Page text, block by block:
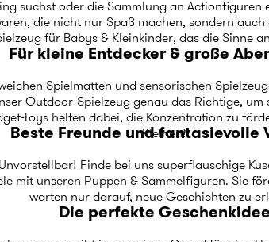
suchst oder die Sammlung an
die nicht nur Spaß machen, sondern
für Babys & Kleinkinder, das die Sinne
Für kleine Entdecker & große
Spielmatten und sensorischen
Outdoor-Spielzeuggenau das Richtige, um
Toys helfen dabei, die Konzentration zu
Kleinen!
Beste Freunde und fantasievolle
Finde bei uns superflauschige
mit unseren Puppen & Sammelfiguren. Sie
warten nur darauf, neue Geschichten zu
Die perfekte Geschenkidee